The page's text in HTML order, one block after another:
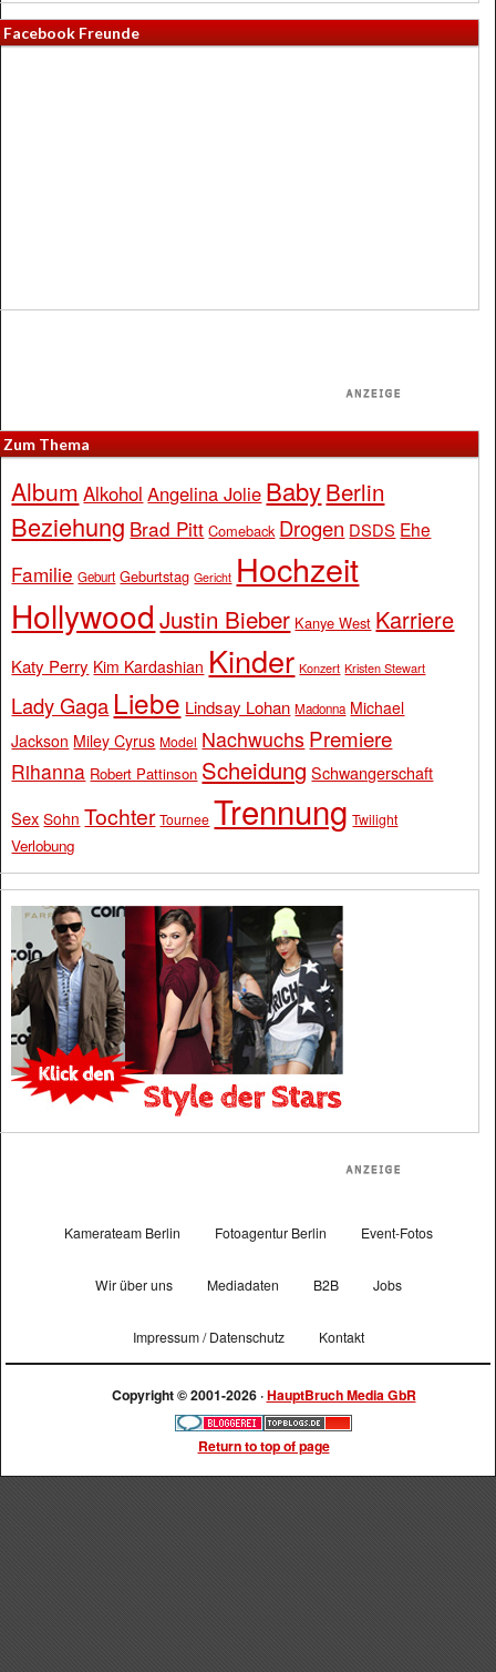
Facebook Freunde
Zum Thema
Album Alkohol Angelina Jolie BabyBerlin
Beziehung Brad Pitt Comeback Drogen DSDS Ehe
Familie Geburt Geburtstag Gericht Hochzeit
Hollywood Justin Bieber Kanye West Karriere
Katy Perry Kim Kardashian Kinder Konzert Kristen Stewart
Lady Gaga Liebe Lindsay Lohan Madonna Michael
Jackson Miley Cyrus Model Nachwuchs Premiere
Rihanna Robert Pattinson Scheidung Schwangerschaft
Sex Sohn Tochter Tournee Trennung Twilight
Verlobung
Kamerateam Berlin Fotoagentur Berlin Event-Fotos
Wir über uns Mediadaten B2B Jobs
Impressum / Datenschutz Kontakt
Copyright © 2001-2026 ·HauptBruch Media GbR
Return to top of page